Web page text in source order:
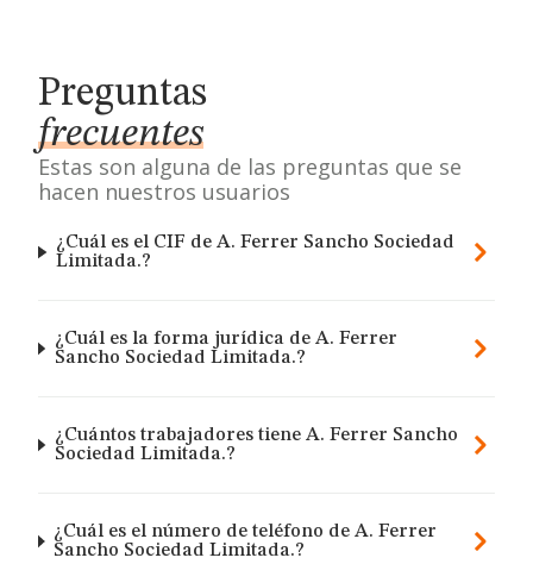
Preguntas
frecuentes
Estas son alguna de las preguntas que se
hacen nuestros usuarios
¿Cuál es el CIF de A. Ferrer Sancho Sociedad
Limitada.?
¿Cuál es la forma jurídica de A. Ferrer
Sancho Sociedad Limitada.?
¿Cuántos trabajadores tiene A. Ferrer Sancho
Sociedad Limitada.?
¿Cuál es el número de teléfono de A. Ferrer
Sancho Sociedad Limitada.?